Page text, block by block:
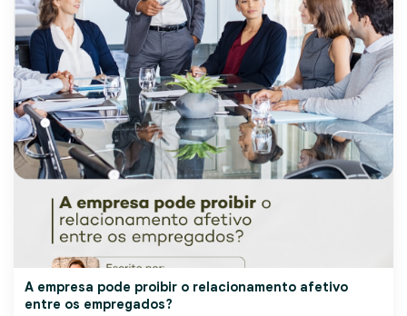
A empresa pode proibir o relacionamento afetivo
entre os empregados?